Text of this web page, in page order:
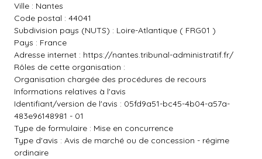
Ville : Nantes
Code postal : 44041
Subdivision pays (NUTS) : Loire-Atlantique ( FRG01 )
Pays : France
Adresse internet : https://nantes.tribunal-administratif.fr/
Rôles de cette organisation :
Organisation chargée des procédures de recours
Informations relatives à l'avis
Identifiant/version de l'avis : 05fd9a51-bc45-4b04-a57a-
483e96148981 - 01
Type de formulaire : Mise en concurrence
Type d'avis : Avis de marché ou de concession - régime
ordinaire